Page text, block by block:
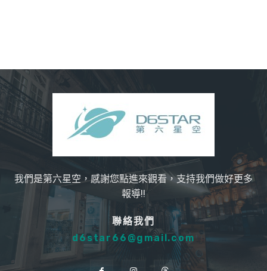
我們是第六星空，感謝您點進來觀看，支持我們做好更多
報導!!
聯絡我們
d6star66@gmail.com